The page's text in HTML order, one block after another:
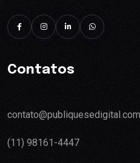
Contatos
(11) 98161-4447